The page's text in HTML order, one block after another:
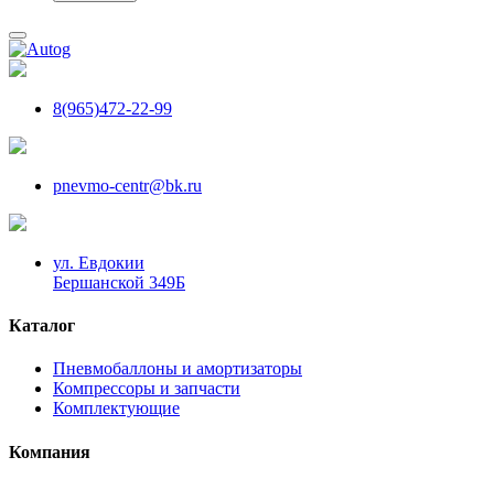
8(965)472-22-99
pnevmo-centr@bk.ru
ул. Евдокии
Бершанской 349Б
Каталог
Пневмобаллоны и амортизаторы
Компрессоры и запчасти
Комплектующие
Компания